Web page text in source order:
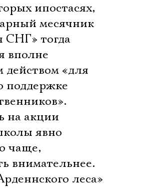
ипостасях,
месячник
СНГ» тогда
вполне
действом «для
поддержке
на акции
явно
чаще,
внимательнее.
леса»